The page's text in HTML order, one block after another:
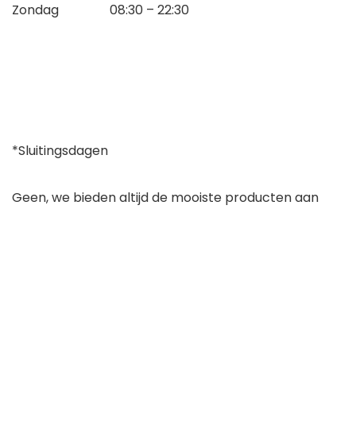
Zondag 08:30 – 22:30
*Sluitingsdagen
Geen, we bieden altijd de mooiste producten aan